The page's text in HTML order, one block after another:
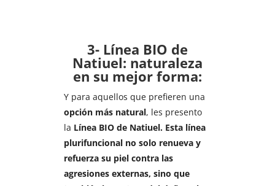
3- Línea BIO de
Natiuel: naturaleza
en su mejor forma:
Y para aquellos que prefieren una
opción más natural, les presento
la Línea BIO de Natiuel. Esta línea
plurifuncional no solo renueva y
refuerza su piel contra las
agresiones externas, sino que